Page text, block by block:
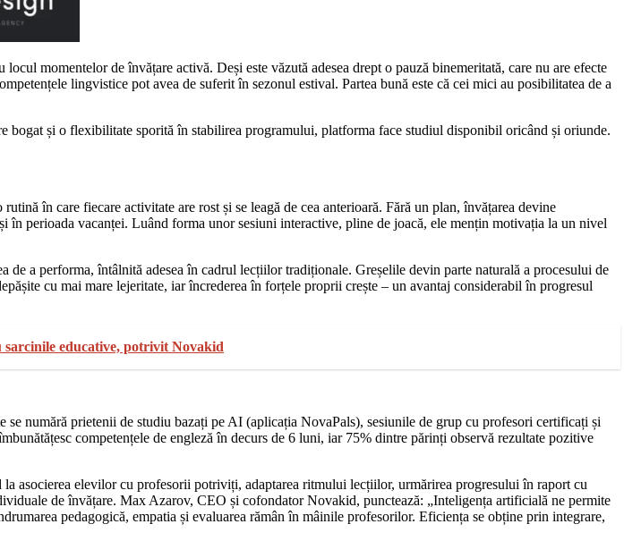
momentelor de învățare activă. Deși este văzută adesea drept o pauză binemeritată, care nu are efecte
lingvistice pot avea de suferit în sezonul estival. Partea bună este că cei mici au posibilitatea de a
bogat și o flexibilitate sporită în stabilirea programului, platforma face studiul disponibil oricând și oriunde.
în care fiecare activitate are rost și se leagă de cea anterioară. Fără un plan, învățarea devine
perioada vacanței. Luând forma unor sesiuni interactive, pline de joacă, ele mențin motivația la un nivel
a performa, întâlnită adesea în cadrul lecțiilor tradiționale. Greșelile devin parte naturală a procesului de
cu mai mare lejeritate, iar încrederea în forțele proprii crește – un avantaj considerabil în progresul
sarcinile educative, potrivit Novakid
numără prietenii de studiu bazați pe AI (aplicația NovaPals), sesiunile de grup cu profesori certificați și
competențele de engleză în decurs de 6 luni, iar 75% dintre părinți observă rezultate pozitive
asocierea elevilor cu profesorii potriviți, adaptarea ritmului lecțiilor, urmărirea progresului în raport cu
de învățare. Max Azarov, CEO și cofondator Novakid, punctează: „Inteligența artificială ne permite
pedagogică, empatia și evaluarea rămân în mâinile profesorilor. Eficiența se obține prin integrare,